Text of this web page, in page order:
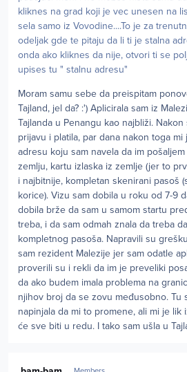
kliknes na grad koji je vec unesen na
sela samo iz Vovodine....To je za
odeljak gde te pitaju da li ti je stalna
onda ako kliknes da nije, otvori ti se
upises tu " stalnu adresu"
Moram samu sebe da preispitam
Tajland, jel da? :') Aplicirala sam iz
Tajlanda u Penangu kao najbliži.
prijavu i platila, par dana nakon toga
adresu koju sam navela da im
zemlju, kartu izlaska iz zemlje (jer to
i najbitnije, kompletan skenirani pasoš
korice). Vizu sam dobila u roku od 7-9
dobila brže da sam u samom startu
treba, i da sam odmah znala da treba
kompletnog pasoša. Napravili su
sam rezident Malezije jer sam odatle
proverili su i rekli da im je preveliki
da ako budem imala problema na
njihov broj da se zovu međusobno. Tu
napinjala da mi to promene, ali mi je lik
će sve biti u redu. I tako sam ušla u